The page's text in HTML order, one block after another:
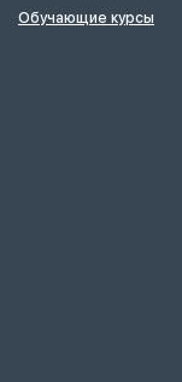
Обучающие курсы